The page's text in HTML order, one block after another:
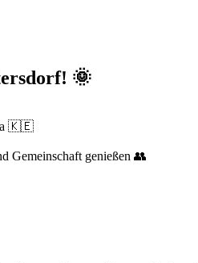
🌞
🇰🇪
Gemeinschaft genießen 👥